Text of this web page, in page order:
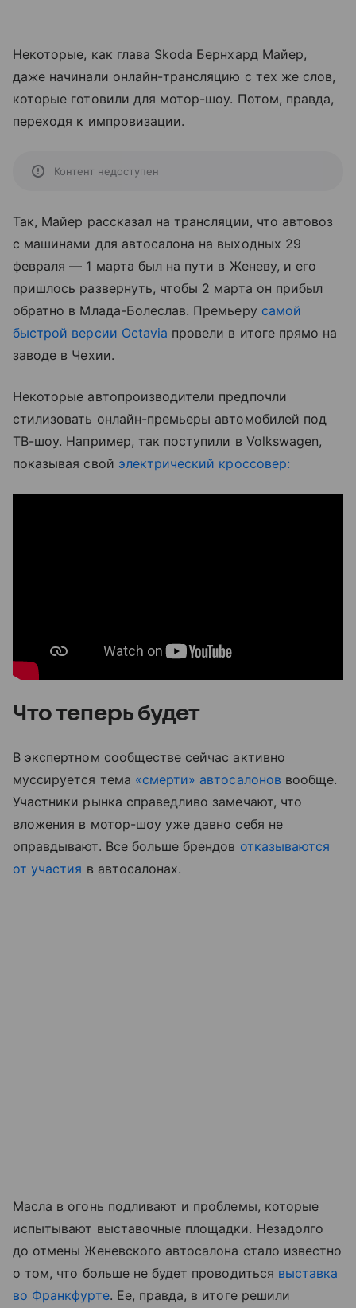
Некоторые, как глава Skoda Бернхард Майер,
даже начинали онлайн-трансляцию с тех же слов,
которые готовили для мотор-шоу. Потом, правда,
переходя к импровизации.
Контент недоступен
Так, Майер рассказал на трансляции, что автовоз
с машинами для автосалона на выходных 29
февраля — 1 марта был на пути в Женеву, и его
пришлось развернуть, чтобы 2 марта он прибыл
обратно в Млада-Болеслав. Премьеру самой
быстрой версии Octavia провели в итоге прямо на
заводе в Чехии.
Некоторые автопроизводители предпочли
стилизовать онлайн-премьеры автомобилей под
ТВ-шоу. Например, так поступили в Volkswagen,
показывая свой электрический кроссовер:
Что теперь будет
В экспертном сообществе сейчас активно
муссируется тема «смерти» автосалонов вообще.
Участники рынка справедливо замечают, что
вложения в мотор-шоу уже давно себя не
оправдывают. Все больше брендов отказываются
от участия в автосалонах.
Масла в огонь подливают и проблемы, которые
испытывают выставочные площадки. Незадолго
до отмены Женевского автосалона стало известно
о том, что больше не будет проводиться выставка
во Франкфурте. Ее, правда, в итоге решили